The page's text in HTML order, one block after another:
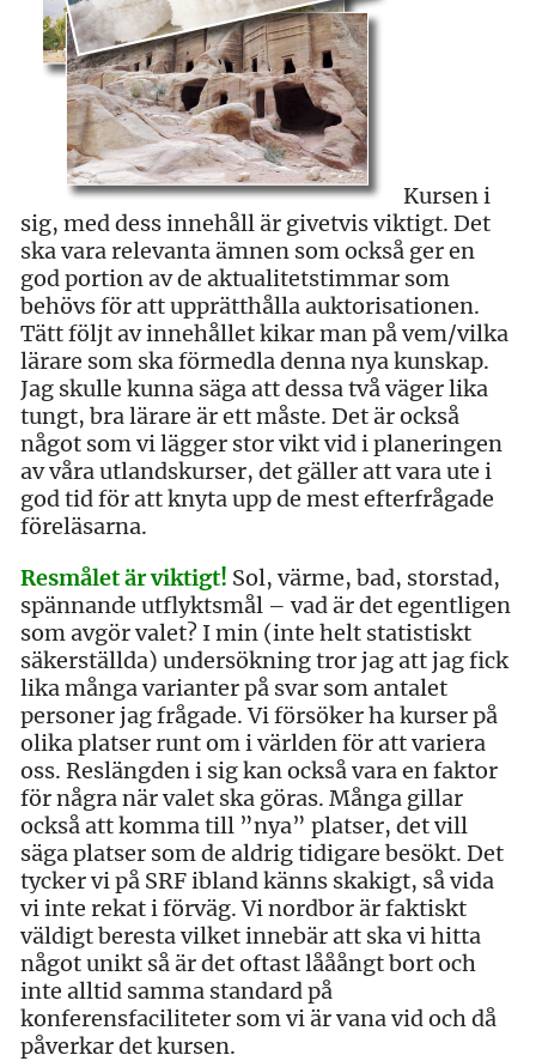
Kursen i
sig, med dess innehåll är givetvis viktigt. Det
ska vara relevanta ämnen som också ger en
god portion av de aktualitetstimmar som
behövs för att upprätthålla auktorisationen.
Tätt följt av innehållet kikar man på vem/vilka
lärare som ska förmedla denna nya kunskap.
Jag skulle kunna säga att dessa två väger lika
tungt, bra lärare är ett måste. Det är också
något som vi lägger stor vikt vid i planeringen
av våra utlandskurser, det gäller att vara ute i
god tid för att knyta upp de mest efterfrågade
föreläsarna.
Resmålet är viktigt! Sol, värme, bad, storstad,
spännande utflyktsmål – vad är det egentligen
som avgör valet? I min (inte helt statistiskt
säkerställda) undersökning tror jag att jag fick
lika många varianter på svar som antalet
personer jag frågade. Vi försöker ha kurser på
olika platser runt om i världen för att variera
oss. Reslängden i sig kan också vara en faktor
för några när valet ska göras. Många gillar
också att komma till ”nya” platser, det vill
säga platser som de aldrig tidigare besökt. Det
tycker vi på SRF ibland känns skakigt, så vida
vi inte rekat i förväg. Vi nordbor är faktiskt
väldigt beresta vilket innebär att ska vi hitta
något unikt så är det oftast lååångt bort och
inte alltid samma standard på
konferensfaciliteter som vi är vana vid och då
påverkar det kursen.